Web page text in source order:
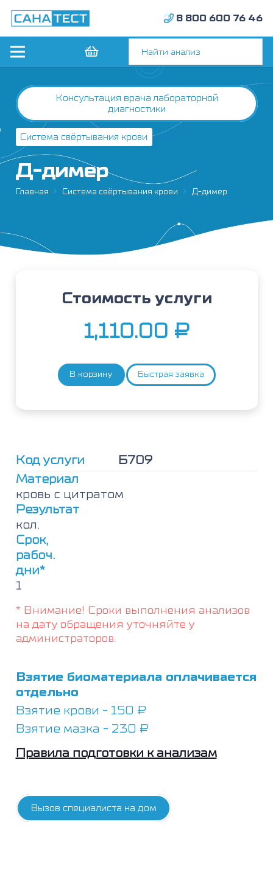
8 800 600 76 46
Консультация врача лабораторной
диагностики
Система свёртывания крови
Д-димер
Главная Система свёртывания крови Д-димер
Код услуги
Б709
Материал
кровь с цитратом
Результат
кол.
Срок,
рабоч.
дни*
1
* Внимание! Сроки выполнения анализов
на дату обращения уточняйте у
администраторов.
Взятие биоматериала оплачивается
отдельно
Взятие крови - 150 ₽
Взятие мазка - 230 ₽
Правила подготовки к анализам
Вызов специалиста на дом
Стоимость услуги
1,110.00 ₽
Количество
В корзину Быстрая заявка